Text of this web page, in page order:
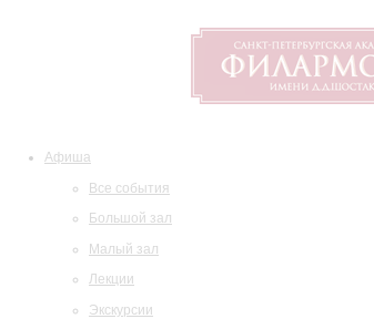
Афиша
Все события
Большой зал
Малый зал
Лекции
Экскурсии